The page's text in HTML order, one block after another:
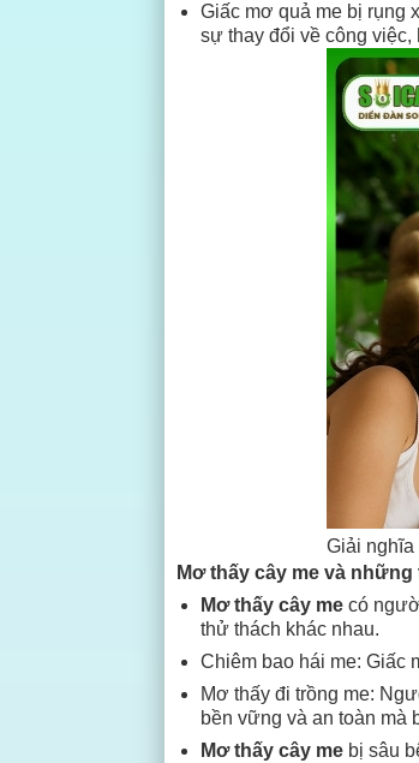
Giấc mơ quả me bị rụng
sự thay đổi về công việc,
Giải nghĩa
Mơ thấy cây me và
Mơ thấy cây me có
thử thách khác nhau.
Chiêm bao hái me: Giấc
Mơ thấy đi trồng me:
bền vững và an toàn mà
Mơ thấy cây me bị sâu